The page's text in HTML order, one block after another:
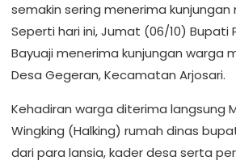
semakin sering menerima kunjungan
Seperti hari ini, Jumat (06/10) Bupati
Bayuaji menerima kunjungan warga
Desa Gegeran, Kecamatan Arjosari.
Kehadiran warga diterima langsung
Wingking (Halking) rumah dinas
dari para lansia, kader desa serta